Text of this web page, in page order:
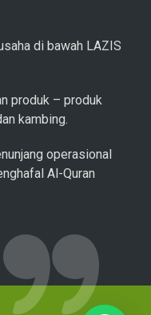
di bawah LAZIS
produk – produk
kambing.
operasional
Al-Quran